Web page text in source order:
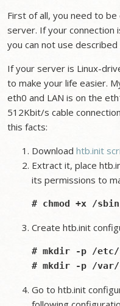
First of all, you need to
server. If your connection
you can not use described
If your server is Linux-
to make your life easier.
eth0 and LAN is on the
512Kbit/s cable
this facts:
Downloadhtb.init
Extract it, place
its permissions to
Create htb.init
# mkdir -p /etc/
Go to htb.init